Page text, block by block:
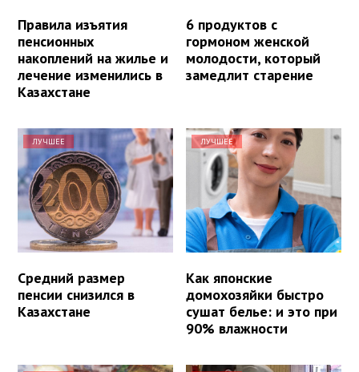
Правила изъятия
пенсионных
накоплений на жилье и
лечение изменились в
Казахстане
6 продуктов с
гормоном женской
молодости, который
замедлит старение
ЛУЧШЕЕ
Средний размер
пенсии снизился в
Казахстане
ЛУЧШЕЕ
Как японские
домохозяйки быстро
сушат белье: и это при
90% влажности